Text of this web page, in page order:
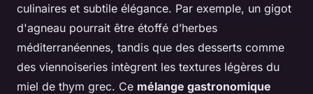
culinaires et subtile élégance. Par exemple, un gigot
d'agneau pourrait être étoffé d’herbes
méditerranéennes, tandis que des desserts comme
des viennoiseries intègrent les textures légères du
miel de thym grec. Ce mélange gastronomique